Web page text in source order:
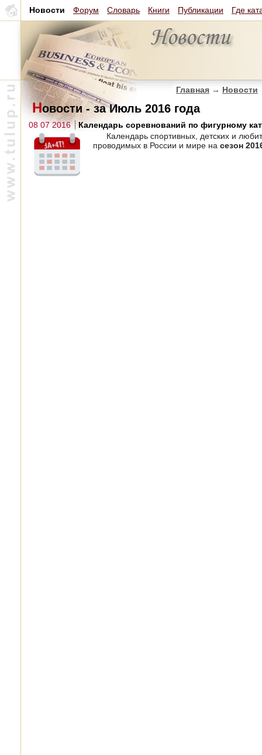
Новости Форум Словарь Книги Публикации Где
Главная → Новости
Новости - за Июль 2016 года
08 07 2016
Календарь соревнований по фигурному
Календарь спортивных, детских и
проводимых в России и мире на сезон